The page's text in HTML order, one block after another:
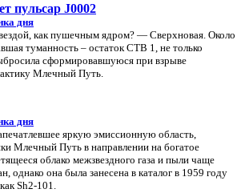
пульсар J0002
дня
как пушечным ядром? — Сверхновая. Около
туманность – остаток CTB 1, не только
сформировавшуюся при взрыве
Млечный Путь.
дня
яркую эмиссионную область,
Млечный Путь в направлении на богатое
облако межзвездного газа и пыли чаще
однако она была занесена в каталог в 1959 году
Sh2-101.